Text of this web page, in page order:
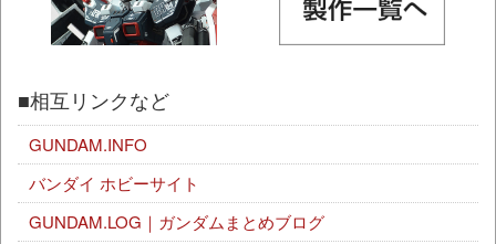
■相互リンクなど
GUNDAM.INFO
バンダイ ホビーサイト
GUNDAM.LOG｜ガンダムまとめブログ